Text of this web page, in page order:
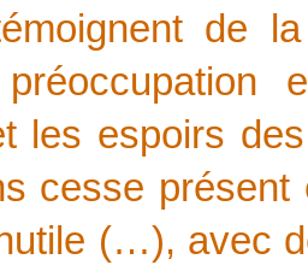
de
les espoirs
cesse
(…), avec